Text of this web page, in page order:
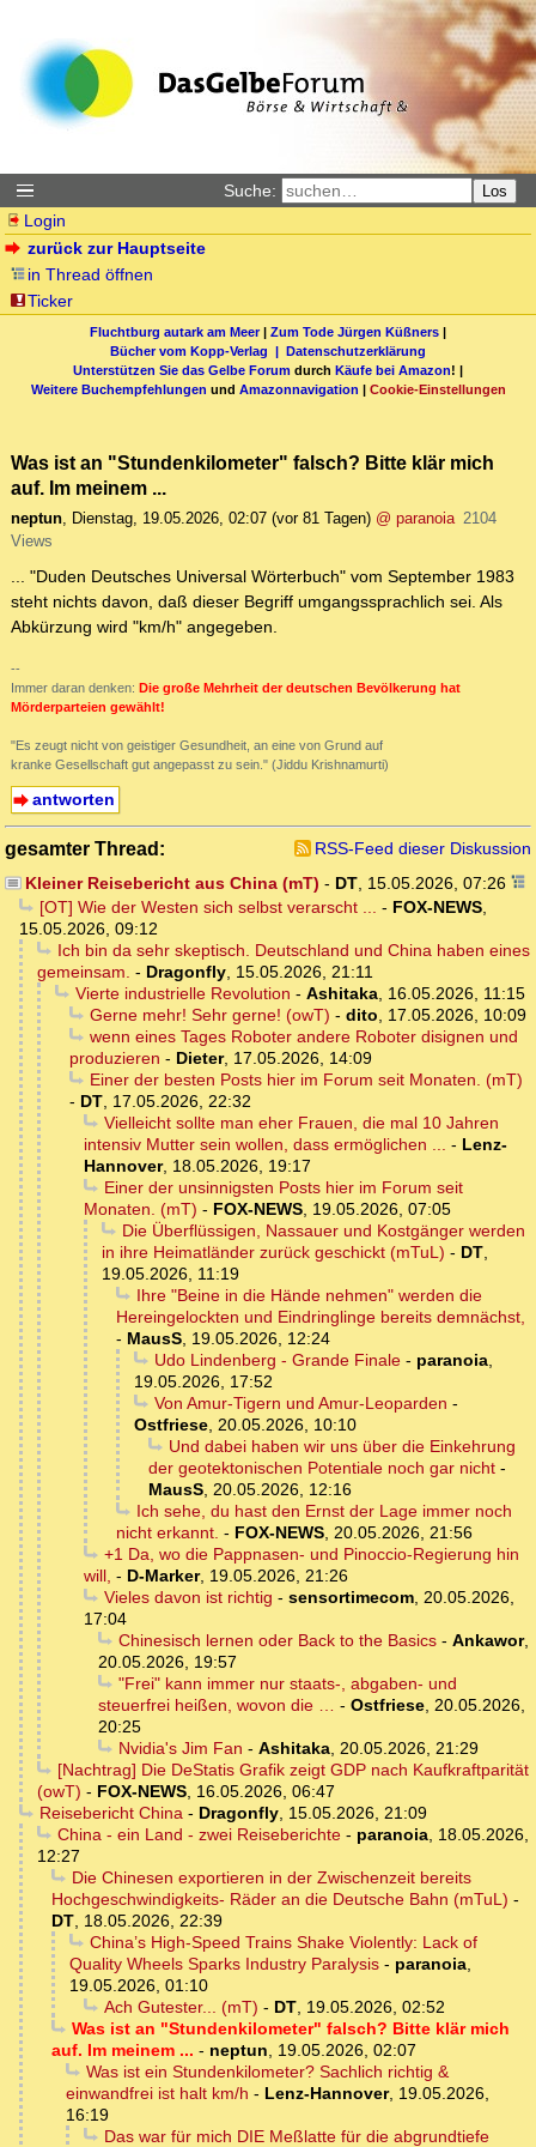
Suche: Los
Login
zurück zur Hauptseite
in Thread öffnen
Ticker
Fluchtburg autark am Meer| Zum Tode Jürgen Küßners |
Bücher vom Kopp-Verlag | Datenschutzerklärung
Unterstützen Sie das Gelbe Forum durch Käufe bei Amazon! |
Weitere Buchempfehlungen und Amazonnavigation | Cookie-Einstellungen
Was ist an "Stundenkilometer" falsch? Bitte klär mich
auf. Im meinem ...
neptun, Dienstag, 19.05.2026, 02:07 (vor 81 Tagen) @ paranoia 2104
Views
... "Duden Deutsches Universal Wörterbuch" vom September 1983
steht nichts davon, daß dieser Begriff umgangssprachlich sei. Als
Abkürzung wird "km/h" angegeben.
--
Immer daran denken: Die große Mehrheit der deutschen Bevölkerung hat
Mörderparteien gewählt!
"Es zeugt nicht von geistiger Gesundheit, an eine von Grund auf
kranke Gesellschaft gut angepasst zu sein." (Jiddu Krishnamurti)
antworten
gesamter Thread:
RSS-Feed dieser Diskussion
Kleiner Reisebericht aus China (mT) - DT, 15.05.2026, 07:26
[OT] Wie der Westen sich selbst verarscht ... - FOX-NEWS,
15.05.2026, 09:12
Ich bin da sehr skeptisch. Deutschland und China haben eines
gemeinsam. - Dragonfly, 15.05.2026, 21:11
Vierte industrielle Revolution - Ashitaka, 16.05.2026, 11:15
Gerne mehr! Sehr gerne! (owT) - dito, 17.05.2026, 10:09
wenn eines Tages Roboter andere Roboter disignen und
produzieren - Dieter, 17.05.2026, 14:09
Einer der besten Posts hier im Forum seit Monaten. (mT)
- DT, 17.05.2026, 22:32
Vielleicht sollte man eher Frauen, die mal 10 Jahren
intensiv Mutter sein wollen, dass ermöglichen ... - Lenz-
Hannover, 18.05.2026, 19:17
Einer der unsinnigsten Posts hier im Forum seit
Monaten. (mT) - FOX-NEWS, 19.05.2026, 07:05
Die Überflüssigen, Nassauer und Kostgänger werden
in ihre Heimatländer zurück geschickt (mTuL) - DT,
19.05.2026, 11:19
Ihre "Beine in die Hände nehmen" werden die
Hereingelockten und Eindringlinge bereits demnächst,
- MausS, 19.05.2026, 12:24
Udo Lindenberg - Grande Finale- paranoia,
19.05.2026, 17:52
Von Amur-Tigern und Amur-Leoparden -
Ostfriese, 20.05.2026, 10:10
Und dabei haben wir uns über die Einkehrung
der geotektonischen Potentiale noch gar nicht -
MausS, 20.05.2026, 12:16
Ich sehe, du hast den Ernst der Lage immer noch
nicht erkannt. - FOX-NEWS, 20.05.2026, 21:56
+1 Da, wo die Pappnasen- und Pinoccio-Regierung hin
will, - D-Marker, 19.05.2026, 21:26
Vieles davon ist richtig - sensortimecom, 20.05.2026,
17:04
Chinesisch lernen oder Back to the Basics- Ankawor,
20.05.2026, 19:57
"Frei" kann immer nur staats-, abgaben- und
steuerfrei heißen, wovon die … - Ostfriese, 20.05.2026,
20:25
Nvidia's Jim Fan - Ashitaka, 20.05.2026, 21:29
[Nachtrag] Die DeStatis Grafik zeigt GDP nach Kaufkraftparität
(owT) - FOX-NEWS, 16.05.2026, 06:47
Reisebericht China- Dragonfly, 15.05.2026, 21:09
China - ein Land - zwei Reiseberichte- paranoia, 18.05.2026,
12:27
Die Chinesen exportieren in der Zwischenzeit bereits
Hochgeschwindigkeits- Räder an die Deutsche Bahn (mTuL) -
DT, 18.05.2026, 22:39
China’s High-Speed Trains Shake Violently: Lack of
Quality Wheels Sparks Industry Paralysis - paranoia,
19.05.2026, 01:10
Ach Gutester... (mT) - DT, 19.05.2026, 02:52
Was ist an "Stundenkilometer" falsch? Bitte klär mich
auf. Im meinem ... - neptun, 19.05.2026, 02:07
Was ist ein Stundenkilometer? Sachlich richtig &
einwandfrei ist halt km/h - Lenz-Hannover, 19.05.2026,
16:19
Das war für mich DIE Meßlatte für die abgrundtiefe